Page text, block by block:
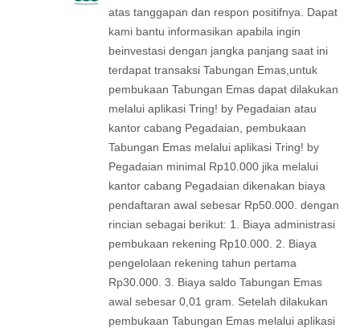
atas tanggapan dan respon positifnya. Dapat
kami bantu informasikan apabila ingin
beinvestasi dengan jangka panjang saat ini
terdapat transaksi Tabungan Emas,untuk
pembukaan Tabungan Emas dapat dilakukan
melalui aplikasi Tring! by Pegadaian atau
kantor cabang Pegadaian, pembukaan
Tabungan Emas melalui aplikasi Tring! by
Pegadaian minimal Rp10.000 jika melalui
kantor cabang Pegadaian dikenakan biaya
pendaftaran awal sebesar Rp50.000. dengan
rincian sebagai berikut: 1. Biaya administrasi
pembukaan rekening Rp10.000. 2. Biaya
pengelolaan rekening tahun pertama
Rp30.000. 3. Biaya saldo Tabungan Emas
awal sebesar 0,01 gram. Setelah dilakukan
pembukaan Tabungan Emas melalui aplikasi